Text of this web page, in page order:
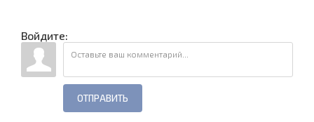
Войдите:
ОТПРАВИТЬ